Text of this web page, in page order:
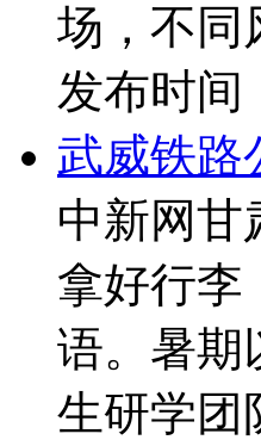
场，不同
发布时间
武威铁路
中新网甘
拿好行
语。暑期
生研学团